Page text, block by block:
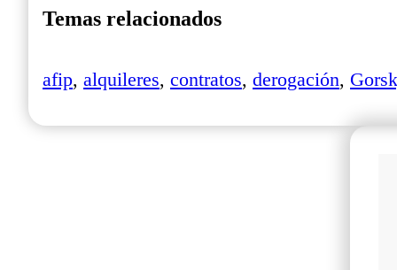
Temas relacionados
afip, alquileres, contratos, derogación,